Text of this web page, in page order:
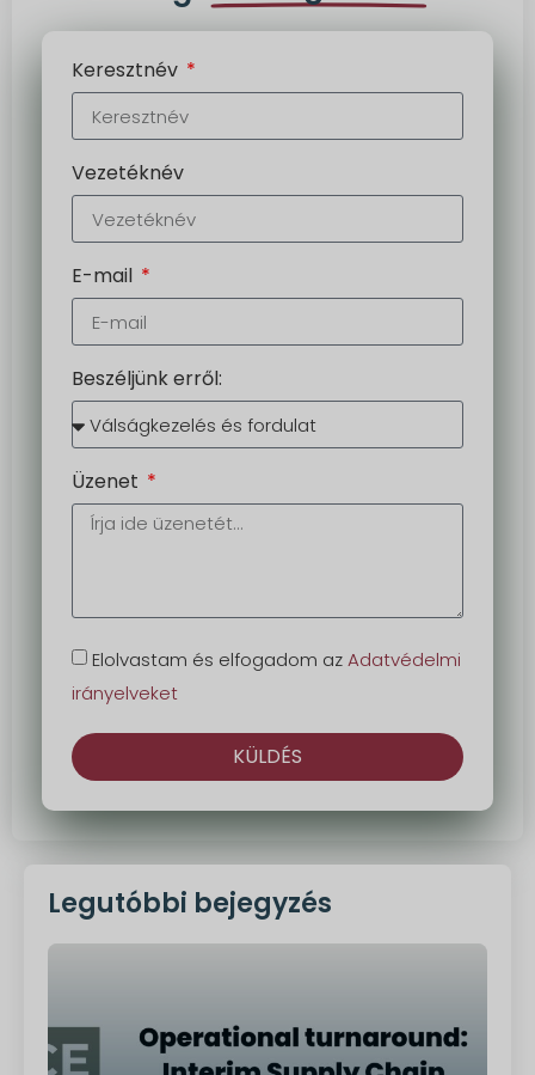
Keresztnév
Vezetéknév
E-mail
Beszéljünk erről:
Üzenet
Elolvastam és elfogadom azAdatvédelmi
irányelveket
KÜLDÉS
Legutóbbi bejegyzés